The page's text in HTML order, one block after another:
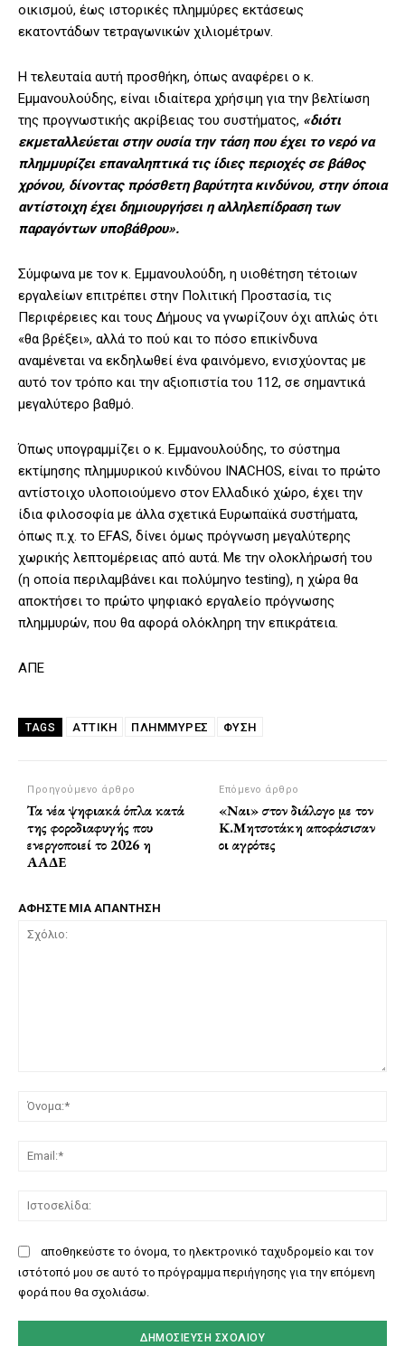
οικισμού, έως ιστορικές πλημμύρες εκτάσεως
εκατοντάδων τετραγωνικών χιλιομέτρων.
Η τελευταία αυτή προσθήκη, όπως αναφέρει ο κ.
Εμμανουλούδης, είναι ιδιαίτερα χρήσιμη για την βελτίωση
της προγνωστικής ακρίβειας του συστήματος, «διότι
εκμεταλλεύεται στην ουσία την τάση που έχει το νερό να
πλημμυρίζει επαναληπτικά τις ίδιες περιοχές σε βάθος
χρόνου, δίνοντας πρόσθετη βαρύτητα κινδύνου, στην όποια
αντίστοιχη έχει δημιουργήσει η αλληλεπίδραση των
παραγόντων υποβάθρου».
Σύμφωνα με τον κ. Εμμανουλούδη, η υιοθέτηση τέτοιων
εργαλείων επιτρέπει στην Πολιτική Προστασία, τις
Περιφέρειες και τους Δήμους να γνωρίζουν όχι απλώς ότι
«θα βρέξει», αλλά το πού και το πόσο επικίνδυνα
αναμένεται να εκδηλωθεί ένα φαινόμενο, ενισχύοντας με
αυτό τον τρόπο και την αξιοπιστία του 112, σε σημαντικά
μεγαλύτερο βαθμό.
Όπως υπογραμμίζει ο κ. Εμμανουλούδης, το σύστημα
εκτίμησης πλημμυρικού κινδύνου INACHOS, είναι το πρώτο
αντίστοιχο υλοποιούμενο στον Ελλαδικό χώρο, έχει την
ίδια φιλοσοφία με άλλα σχετικά Ευρωπαϊκά συστήματα,
όπως π.χ. το EFAS, δίνει όμως πρόγνωση μεγαλύτερης
χωρικής λεπτομέρειας από αυτά. Με την ολοκλήρωσή του
(η οποία περιλαμβάνει και πολύμηνο testing), η χώρα θα
αποκτήσει το πρώτο ψηφιακό εργαλείο πρόγνωσης
πλημμυρών, που θα αφορά ολόκληρη την επικράτεια.
ΑΠΕ
TAGS ΑΤΤΙΚΗ ΠΛΗΜΜΎΡΕΣ ΦΥΣΗ
Προηγούμενο άρθρο
Τα νέα ψηφιακά όπλα κατά
της φοροδιαφυγής που
ενεργοποιεί το 2026 η
ΑΑΔΕ
Επόμενο άρθρο
«Ναι» στον διάλογο με τον
Κ.Μητσοτάκη αποφάσισαν
οι αγρότες
ΑΦΗΣΤΕ ΜΙΑ ΑΠΑΝΤΗΣΗ
αποθηκεύστε το όνομα, το ηλεκτρονικό ταχυδρομείο και τον
ιστότοπό μου σε αυτό το πρόγραμμα περιήγησης για την επόμενη
φορά που θα σχολιάσω.